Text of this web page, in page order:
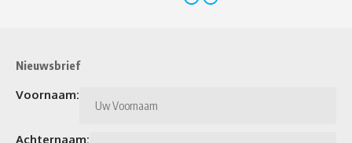
Nieuwsbrief
Voornaam:
Achternaam: